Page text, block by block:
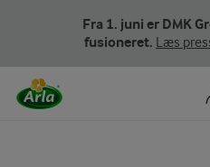
Fra 1. juni er DMK
fusioneret. Læs